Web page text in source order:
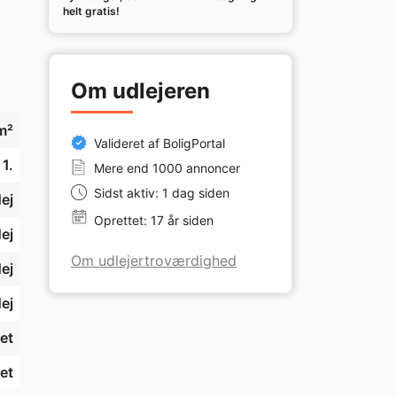
1.
helt gratis!
Om udlejeren
Valideret af BoligPortal
Mere end 1000 annoncer
Sidst aktiv: 1 dag siden
Oprettet: 17 år siden
Om udlejertroværdighed